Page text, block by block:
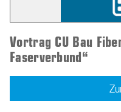
Vortrag CU Bau
Faserverbund“